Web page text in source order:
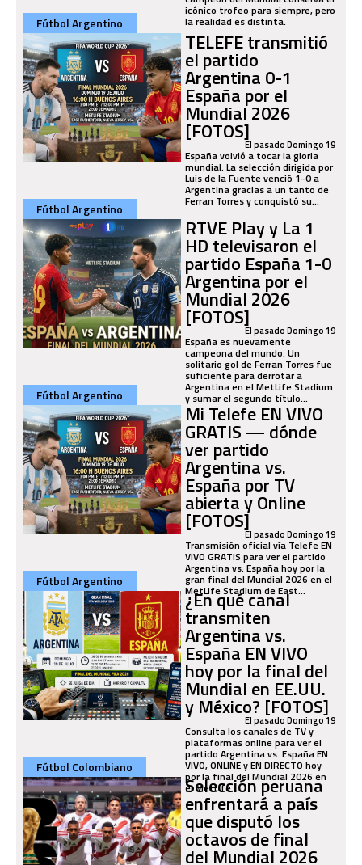
icónico trofeo para siempre, pero
la realidad es distinta.
Fútbol Argentino
TELEFE transmitió
el partido
Argentina 0-1
España por el
Mundial 2026
[FOTOS]El pasado Domingo 19
España volvió a tocar la gloria
mundial. La selección dirigida por
Luis de la Fuente venció 1-0 a
Argentina gracias a un tanto de
Ferran Torres y conquistó su...
Fútbol Argentino
RTVE Play y La 1
HD televisaron el
partido España 1-0
Argentina por el
Mundial 2026
[FOTOS]El pasado Domingo 19
España es nuevamente
campeona del mundo. Un
solitario gol de Ferran Torres fue
suficiente para derrotar a
Argentina en el MetLife Stadium
y sumar el segundo título...
Fútbol Argentino
Mi Telefe EN VIVO
GRATIS — dónde
ver partido
Argentina vs.
España por TV
abierta y Online
[FOTOS]El pasado Domingo 19
Transmisión oficial vía Telefe EN
VIVO GRATIS para ver el partido
Argentina vs. España hoy por la
gran final del Mundial 2026 en el
MetLife Stadium de East...
Fútbol Argentino
¿En qué canal
transmiten
Argentina vs.
España EN VIVO
hoy por la final del
Mundial en EE.UU.
y México? [FOTOS]
El pasado Domingo 19
Consulta los canales de TV y
plataformas online para ver el
partido Argentina vs. España EN
VIVO, ONLINE y EN DIRECTO hoy
por la final del Mundial 2026 en
el MetLife...
Fútbol Colombiano
Selección peruana
enfrentará a país
que disputó los
octavos de final
del Mundial 2026